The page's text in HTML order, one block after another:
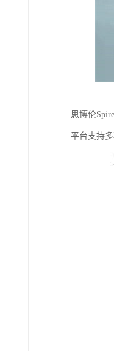
思博伦
平台支持